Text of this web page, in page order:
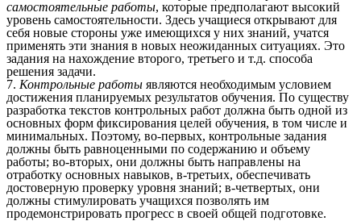
самостоятельные работы, которые предполагают высокий
уровень самостоятельности. Здесь учащиеся открывают для
себя новые стороны уже имеющихся у них знаний, учатся
применять эти знания в новых неожиданных ситуациях. Это
задания на нахождение второго, третьего и т.д. способа
решения задачи.
7. Контрольные работы являются необходимым условием
достижения планируемых результатов обучения. По существу
разработка текстов контрольных работ должна быть одной из
основных форм фиксирования целей обучения, в том числе и
минимальных. Поэтому, во-первых, контрольные задания
должны быть равноценными по содержанию и объему
работы; во-вторых, они должны быть направлены на
отработку основных навыков, в-третьих, обеспечивать
достоверную проверку уровня знаний; в-четвертых, они
должны стимулировать учащихся позволять им
продемонстрировать прогресс в своей общей подготовке.